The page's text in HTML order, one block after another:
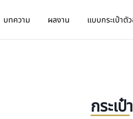
บทความ ผลงาน แบบกระเป๋าตั
กระเ